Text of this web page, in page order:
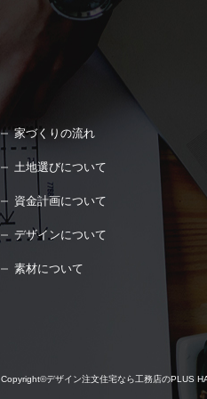
家づくりの流れ
土地選びについて
資金計画について
デザインについて
素材について
Copyright©デザイン注文住宅なら工務店のPLUS